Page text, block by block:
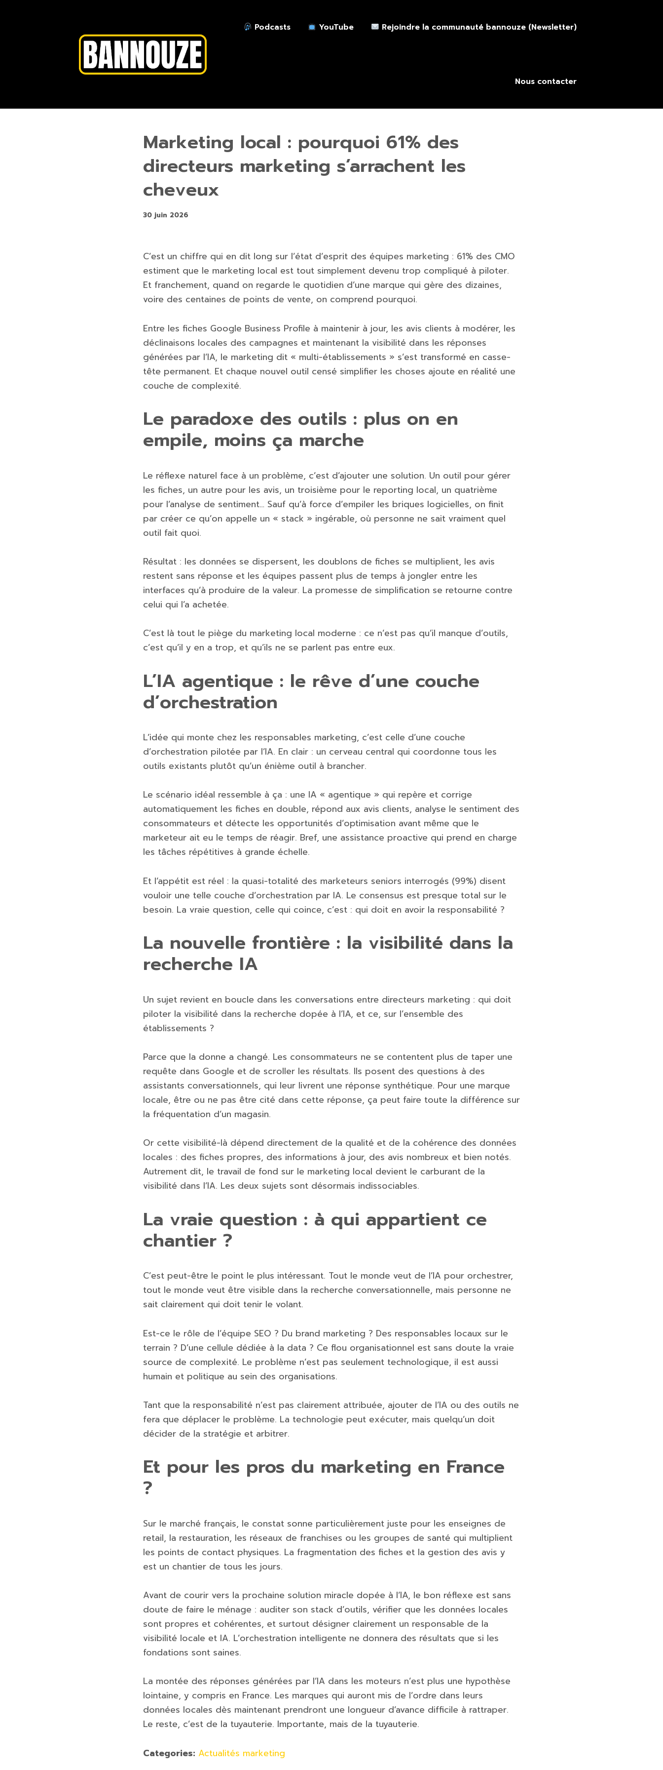
Podcasts YouTube Rejoindre la communauté bannouze (Newsletter)
Nous contacter
Marketing local : pourquoi 61% des
directeurs marketing s’arrachent les
cheveux
30 juin 2026
C’est un chiffre qui en dit long sur l’état d’esprit des équipes marketing : 61% des CMO
estiment que le marketing local est tout simplement devenu trop compliqué à piloter.
Et franchement, quand on regarde le quotidien d’une marque qui gère des dizaines,
voire des centaines de points de vente, on comprend pourquoi.
Entre les fiches Google Business Profile à maintenir à jour, les avis clients à modérer, les
déclinaisons locales des campagnes et maintenant la visibilité dans les réponses
générées par l’IA, le marketing dit « multi-établissements » s’est transformé en casse-
tête permanent. Et chaque nouvel outil censé simplifier les choses ajoute en réalité une
couche de complexité.
Le paradoxe des outils : plus on en
empile, moins ça marche
Le réflexe naturel face à un problème, c’est d’ajouter une solution. Un outil pour gérer
les fiches, un autre pour les avis, un troisième pour le reporting local, un quatrième
pour l’analyse de sentiment… Sauf qu’à force d’empiler les briques logicielles, on finit
par créer ce qu’on appelle un « stack » ingérable, où personne ne sait vraiment quel
outil fait quoi.
Résultat : les données se dispersent, les doublons de fiches se multiplient, les avis
restent sans réponse et les équipes passent plus de temps à jongler entre les
interfaces qu’à produire de la valeur. La promesse de simplification se retourne contre
celui qui l’a achetée.
C’est là tout le piège du marketing local moderne : ce n’est pas qu’il manque d’outils,
c’est qu’il y en a trop, et qu’ils ne se parlent pas entre eux.
L’IA agentique : le rêve d’une couche
d’orchestration
L’idée qui monte chez les responsables marketing, c’est celle d’une couche
d’orchestration pilotée par l’IA. En clair : un cerveau central qui coordonne tous les
outils existants plutôt qu’un énième outil à brancher.
Le scénario idéal ressemble à ça : une IA « agentique » qui repère et corrige
automatiquement les fiches en double, répond aux avis clients, analyse le sentiment des
consommateurs et détecte les opportunités d’optimisation avant même que le
marketeur ait eu le temps de réagir. Bref, une assistance proactive qui prend en charge
les tâches répétitives à grande échelle.
Et l’appétit est réel : la quasi-totalité des marketeurs seniors interrogés (99%) disent
vouloir une telle couche d’orchestration par IA. Le consensus est presque total sur le
besoin. La vraie question, celle qui coince, c’est : qui doit en avoir la responsabilité ?
La nouvelle frontière : la visibilité dans la
recherche IA
Un sujet revient en boucle dans les conversations entre directeurs marketing : qui doit
piloter la visibilité dans la recherche dopée à l’IA, et ce, sur l’ensemble des
établissements ?
Parce que la donne a changé. Les consommateurs ne se contentent plus de taper une
requête dans Google et de scroller les résultats. Ils posent des questions à des
assistants conversationnels, qui leur livrent une réponse synthétique. Pour une marque
locale, être ou ne pas être cité dans cette réponse, ça peut faire toute la différence sur
la fréquentation d’un magasin.
Or cette visibilité-là dépend directement de la qualité et de la cohérence des données
locales : des fiches propres, des informations à jour, des avis nombreux et bien notés.
Autrement dit, le travail de fond sur le marketing local devient le carburant de la
visibilité dans l’IA. Les deux sujets sont désormais indissociables.
La vraie question : à qui appartient ce
chantier ?
C’est peut-être le point le plus intéressant. Tout le monde veut de l’IA pour orchestrer,
tout le monde veut être visible dans la recherche conversationnelle, mais personne ne
sait clairement qui doit tenir le volant.
Est-ce le rôle de l’équipe SEO ? Du brand marketing ? Des responsables locaux sur le
terrain ? D’une cellule dédiée à la data ? Ce flou organisationnel est sans doute la vraie
source de complexité. Le problème n’est pas seulement technologique, il est aussi
humain et politique au sein des organisations.
Tant que la responsabilité n’est pas clairement attribuée, ajouter de l’IA ou des outils ne
fera que déplacer le problème. La technologie peut exécuter, mais quelqu’un doit
décider de la stratégie et arbitrer.
Et pour les pros du marketing en France
?
Sur le marché français, le constat sonne particulièrement juste pour les enseignes de
retail, la restauration, les réseaux de franchises ou les groupes de santé qui multiplient
les points de contact physiques. La fragmentation des fiches et la gestion des avis y
est un chantier de tous les jours.
Avant de courir vers la prochaine solution miracle dopée à l’IA, le bon réflexe est sans
doute de faire le ménage : auditer son stack d’outils, vérifier que les données locales
sont propres et cohérentes, et surtout désigner clairement un responsable de la
visibilité locale et IA. L’orchestration intelligente ne donnera des résultats que si les
fondations sont saines.
La montée des réponses générées par l’IA dans les moteurs n’est plus une hypothèse
lointaine, y compris en France. Les marques qui auront mis de l’ordre dans leurs
données locales dès maintenant prendront une longueur d’avance difficile à rattraper.
Le reste, c’est de la tuyauterie. Importante, mais de la tuyauterie.
Categories: Actualités marketing